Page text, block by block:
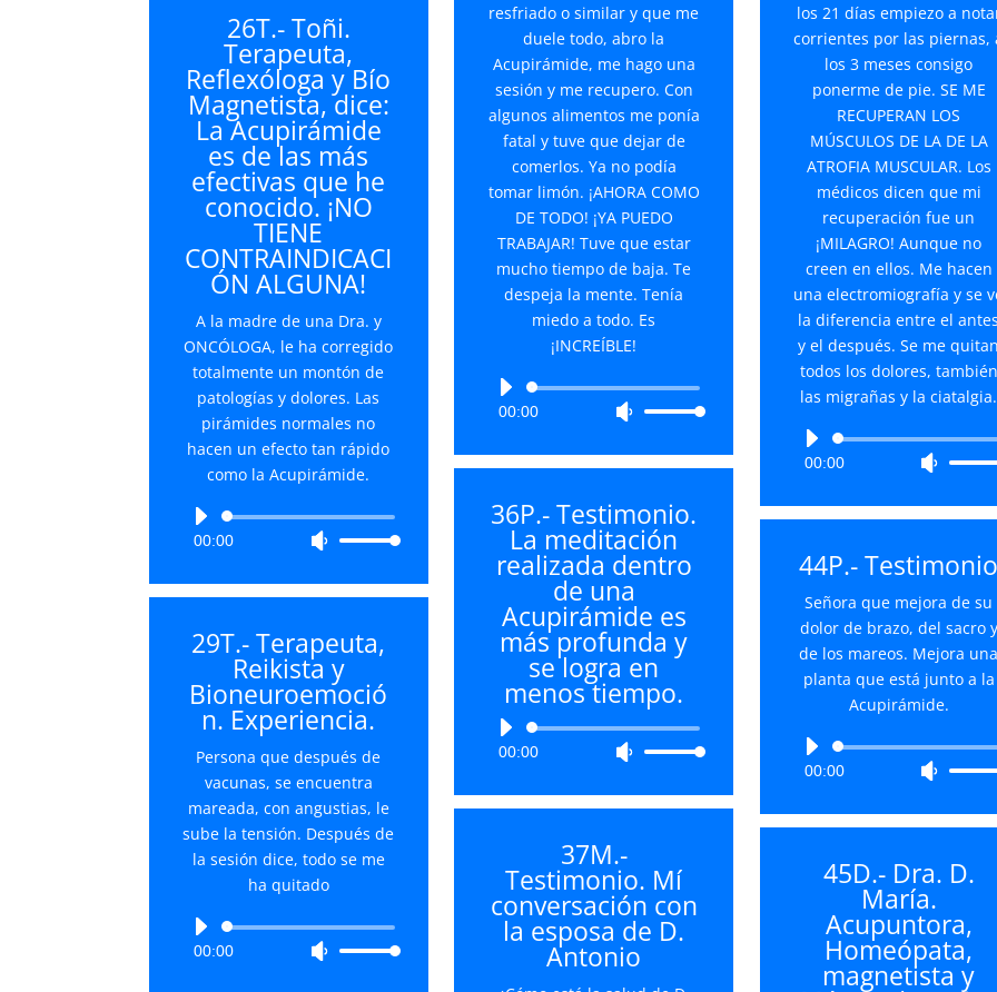
flecha
arriba/abajo
para
aumentar
o
disminuir
el
volumen.
26T.- Toñi.
Terapeuta,
Reflexóloga y Bío
Magnetista, dice:
La Acupirámide
es de las más
efectivas que he
conocido. ¡NO
TIENE
CONTRAINDICACI
ÓN ALGUNA!
A la madre de una Dra. y
ONCÓLOGA, le ha corregido
totalmente un montón de
patologías y dolores. Las
pirámides normales no
hacen un efecto tan rápido
como la Acupirámide.
Reproductor
00:00
Utiliza
flecha
arriba/abajo
para
aumentar
29T.- Terapeuta,
Reikista y
Bioneuroemoció
n. Experiencia.
Persona que después de
vacunas, se encuentra
mareada, con angustias, le
sube la tensión. Después de
la sesión dice, todo se me
ha quitado
Reproductor
00:00
Utiliza
resfriado o similar y que me
duele todo, abro la
Acupirámide, me hago una
sesión y me recupero. Con
algunos alimentos me ponía
fatal y tuve que dejar de
comerlos. Ya no podía
tomar limón. ¡AHORA COMO
DE TODO! ¡YA PUEDO
TRABAJAR! Tuve que estar
mucho tiempo de baja. Te
despeja la mente. Tenía
miedo a todo. Es
¡INCREÍBLE!
Reproductor
00:00
Utiliza
flecha
arriba/abajo
para
o
disminuir
el
volumen.
36P.- Testimonio.
La meditación
realizada dentro
de una
Acupirámide es
más profunda y
se logra en
menos tiempo.
Reproductor
00:00
Utiliza
arriba/abajo
para
aumentar
o
37M.-
Testimonio. Mí
conversación con
la esposa de D.
Antonio
los 21 días empiezo a
corrientes por las piernas,
los 3 meses consigo
ponerme de pie. SE ME
RECUPERAN LOS
MÚSCULOS DE LA DE LA
ATROFIA MUSCULAR. Los
médicos dicen que mi
recuperación fue un
¡MILAGRO! Aunque no
creen en ellos. Me hacen
una electromiografía y se
la diferencia entre el antes
y el después. Se me quitan
todos los dolores, también
las migrañas y la ciatalgia.
Reproductor
00:00
Utiliza
flecha
44P.- Testimonio
Señora que mejora de su
dolor de brazo, del sacro y
de los mareos. Mejora una
planta que está junto a la
Acupirámide.
Reproductor
00:00
Utiliza
flecha
para
o
45D.- Dra. D.
María.
Acupuntora,
Homeópata,
magnetista y